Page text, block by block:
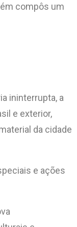
compôs um
ininterrupta, a
e exterior,
da cidade
e ações